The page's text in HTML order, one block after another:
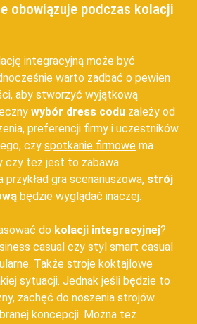
obowiązuje podczas kolacji
integracyjną może być
warto zadbać o pewien
aby stworzyć wyjątkową
wybór dress codu zależy od
preferencji firmy i uczestników.
czyspotkanie firmowe ma
czy też jest to zabawa
gra scenariuszowa, strój
będzie wyglądać inaczej.
do kolacji integracyjnej?
casual czy styl smart casual
Także stroje koktajlowe
sytuacji. Jednak jeśli będzie to
zachęć do noszenia strojów
koncepcji. Można też